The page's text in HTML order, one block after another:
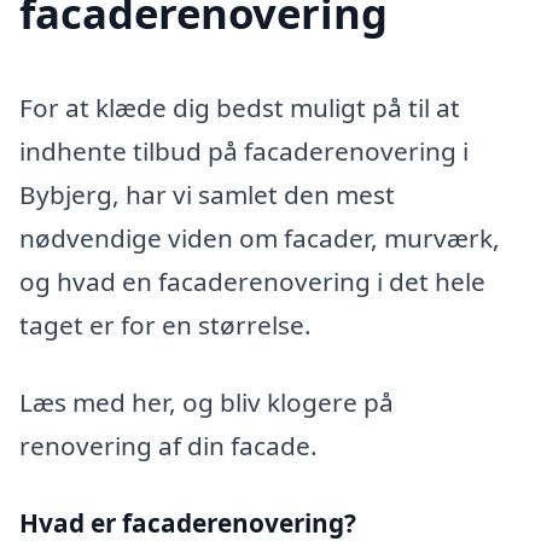
facaderenovering
For at klæde dig bedst muligt på til at
indhente tilbud på facaderenovering i
Bybjerg, har vi samlet den mest
nødvendige viden om facader, murværk,
og hvad en facaderenovering i det hele
taget er for en størrelse.
Læs med her, og bliv klogere på
renovering af din facade.
Hvad er facaderenovering?